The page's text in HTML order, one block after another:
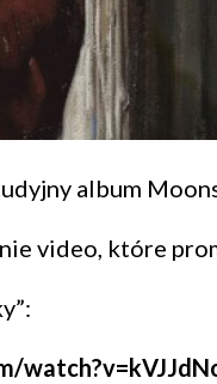
album
video, które